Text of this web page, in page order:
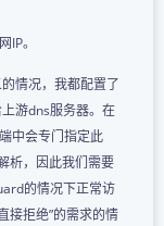
。
情况，我都配置了
游dns服务器。在
中会专门指定此
析，因此我们需要
的情况下正常访
接拒绝”的需求的情